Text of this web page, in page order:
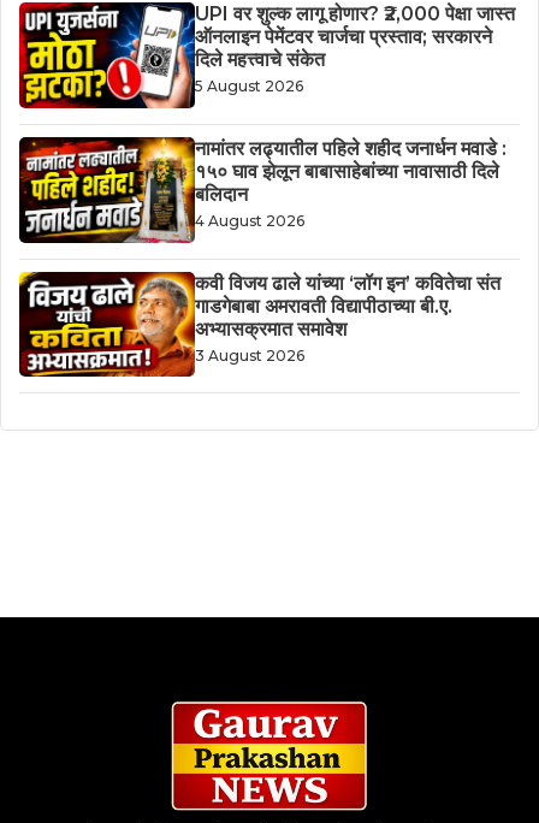
UPI वर शुल्क लागू होणार? ₹2,000 पेक्षा जास्त
ऑनलाइन पेमेंटवर चार्जचा प्रस्ताव; सरकारने
दिले महत्त्वाचे संकेत
5 August 2026
नामांतर लढ्यातील पहिले शहीद जनार्धन मवाडे :
१५० घाव झेलून बाबासाहेबांच्या नावासाठी दिले
बलिदान
4 August 2026
कवी विजय ढाले यांच्या ‘लॉग इन’ कवितेचा संत
गाडगेबाबा अमरावती विद्यापीठाच्या बी.ए.
अभ्यासक्रमात समावेश
3 August 2026